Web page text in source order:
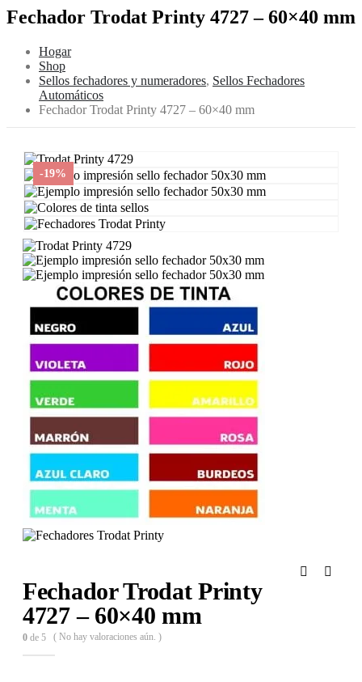
Fechador Trodat Printy 4727 – 60×40 mm
Hogar
Shop
Sellos fechadores y numeradores, Sellos Fechadores
Automáticos
Fechador Trodat Printy 4727 – 60×40 mm
-19%
Fechador Trodat Printy
4727 – 60×40 mm
0 de 5 ( No hay valoraciones aún. )